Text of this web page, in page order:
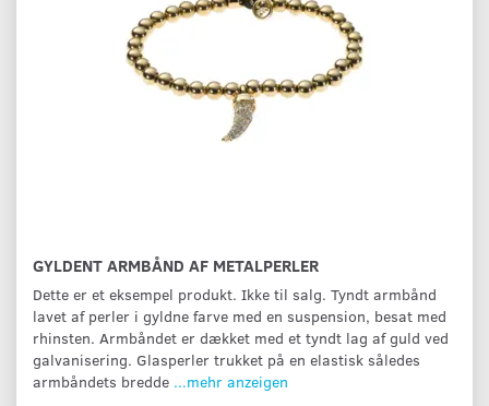
GYLDENT ARMBÅND AF METALPERLER
Dette er et eksempel produkt. Ikke til salg. Tyndt armbånd
lavet af perler i gyldne farve med en suspension, besat med
rhinsten. Armbåndet er dækket med et tyndt lag af guld ved
galvanisering. Glasperler trukket på en elastisk således
armbåndets bredde ...mehr anzeigen